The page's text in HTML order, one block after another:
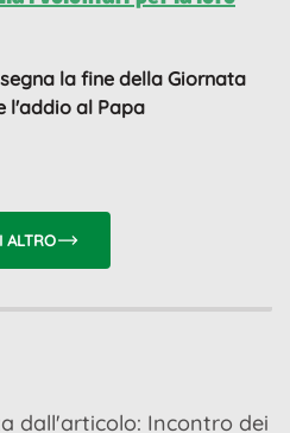
la fine della Giornata
l'addio al Papa
ALTRO